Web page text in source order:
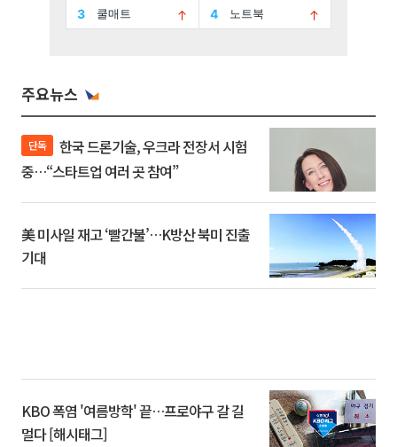
주요뉴스
단독
중…“스타트업 여러 곳 참여”
美 미사일 재고 ‘빨간불’…K방산 북미 진출
기대
KBO 폭염 '여름방학' 끝…프로야구 갈 길
멀다 [해시태그]